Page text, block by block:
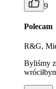
9
Polecam
R&G,
Byliśmy